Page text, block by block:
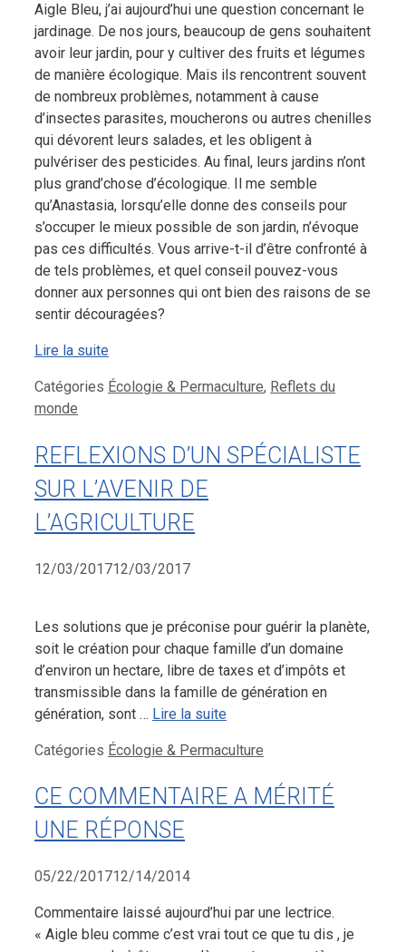
Aigle Bleu, j’ai aujourd’hui une question concernant le
jardinage. De nos jours, beaucoup de gens souhaitent
avoir leur jardin, pour y cultiver des fruits et légumes
de manière écologique. Mais ils rencontrent souvent
de nombreux problèmes, notamment à cause
d’insectes parasites, moucherons ou autres chenilles
qui dévorent leurs salades, et les obligent à
pulvériser des pesticides. Au final, leurs jardins n’ont
plus grand’chose d’écologique. Il me semble
qu’Anastasia, lorsqu’elle donne des conseils pour
s’occuper le mieux possible de son jardin, n’évoque
pas ces difficultés. Vous arrive-t-il d’être confronté à
de tels problèmes, et quel conseil pouvez-vous
donner aux personnes qui ont bien des raisons de se
sentir découragées?
Lire la suite
Catégories Écologie & Permaculture, Reflets du
monde
REFLEXIONS D’UN SPÉCIALISTE
SUR L’AVENIR DE
L’AGRICULTURE
12/03/201712/03/2017
Les solutions que je préconise pour guérir la planète,
soit le création pour chaque famille d’un domaine
d’environ un hectare, libre de taxes et d’impôts et
transmissible dans la famille de génération en
génération, sont … Lire la suite
Catégories Écologie & Permaculture
CE COMMENTAIRE A MÉRITÉ
UNE RÉPONSE
05/22/201712/14/2014
Commentaire laissé aujourd’hui par une lectrice.
« Aigle bleu comme c’est vrai tout ce que tu dis , je